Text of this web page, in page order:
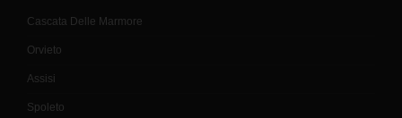
Cascata Delle Marmore
Orvieto
Assisi
Spoleto